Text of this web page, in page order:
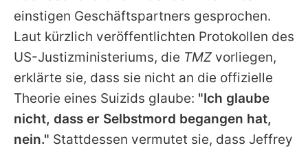
Impressum
Datenschutzerklärung
Utiq verwalten
einstigen Geschäftspartners gesprochen.
Laut kürzlich veröffentlichten Protokollen des
US-Justizministeriums, die TMZ vorliegen,
erklärte sie, dass sie nicht an die offizielle
Theorie eines Suizids glaube: "Ich glaube
nicht, dass er Selbstmord begangen hat,
nein." Stattdessen vermutet sie, dass Jeffrey